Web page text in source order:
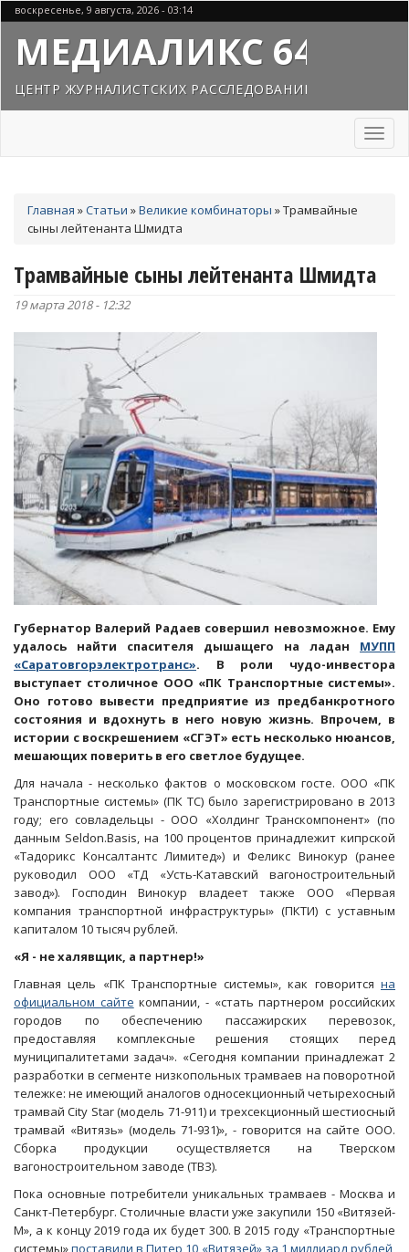
Перейти
к
основному
содержанию
воскресенье, 9 августа, 2026 - 03:14
МЕДИАЛИКС 64
ЦЕНТР ЖУРНАЛИСТСКИХ РАССЛЕДОВАНИЙ
Toggle
здесь
Главная »Статьи »Великие комбинаторы »Трамвайные
сыны лейтенанта Шмидта
Трамвайные сыны лейтенанта Шмидта
19 марта 2018 - 12:32
Губернатор Валерий Радаев совершил невозможное. Ему
удалось найти спасителя дышащего на ладан МУПП
«Саратовгорэлектротранс». В роли чудо-инвестора
выступает столичное ООО «ПК Транспортные системы».
Оно готово вывести предприятие из предбанкротного
состояния и вдохнуть в него новую жизнь. Впрочем, в
истории с воскрешением «СГЭТ» есть несколько нюансов,
мешающих поверить в его светлое будущее.
Для начала - несколько фактов о московском госте. ООО «ПК
Транспортные системы» (ПК ТС) было зарегистрировано в 2013
году; его совладельцы - ООО «Холдинг Транскомпонент» (по
данным Seldon.Basis, на 100 процентов принадлежит кипрской
«Тадорикс Консалтантс Лимитед») и Феликс Винокур (ранее
руководил ООО «ТД «Усть-Катавский вагоностроительный
завод»). Господин Винокур владеет также ООО «Первая
компания транспортной инфраструктуры» (ПКТИ) с уставным
капиталом 10 тысяч рублей.
«Я - не халявщик, а партнер!»
Главная цель «ПК Транспортные системы», как говорится на
официальном сайте компании, - «стать партнером российских
городов по обеспечению пассажирских перевозок,
предоставляя комплексные решения стоящих перед
муниципалитетами задач». «Сегодня компании принадлежат 2
разработки в сегменте низкопольных трамваев на поворотной
тележке: не имеющий аналогов односекционный четырехосный
трамвай City Star (модель 71-911) и трехсекционный шестиосный
трамвай «Витязь» (модель 71-931)», - говорится на сайте ООО.
Сборка продукции осуществляется на Тверском
вагоностроительном заводе (ТВЗ).
Пока основные потребители уникальных трамваев - Москва и
Санкт-Петербург. Столичные власти уже закупили 150 «Витязей-
М», а к концу 2019 года их будет 300. В 2015 году «Транспортные
системы»поставили в Питер 10 «Витязей» за 1 миллиард рублей